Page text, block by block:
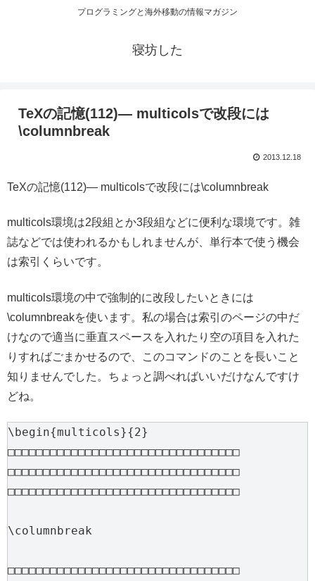
プログラミングと海外移動の情報マガジン
寝坊した
TeXの記憶(112)— multicolsで改段には
\columnbreak
2013.12.18
TeXの記憶(112)— multicolsで改段には\columnbreak
multicols環境は2段組とか3段組などに便利な環境です。雑
誌などでは使われるかもしれませんが、単行本で使う機会
は索引くらいです。
multicols環境の中で強制的に改段したいときには
\columnbreakを使います。私の場合は索引のページの中だ
けなので適当に垂直スペースを入れたり空の項目を入れた
りすればごまかせるので、このコマンドのことを長いこと
知りませんでした。ちょっと調べればいいだけなんですけ
どね。
\begin{multicols}{2}
□□□□□□□□□□□□□□□□□□□□□□□□□□□□□□□□□
□□□□□□□□□□□□□□□□□□□□□□□□□□□□□□□□□
□□□□□□□□□□□□□□□□□□□□□□□□□□□□□□□□□
\columnbreak
□□□□□□□□□□□□□□□□□□□□□□□□□□□□□□□□□